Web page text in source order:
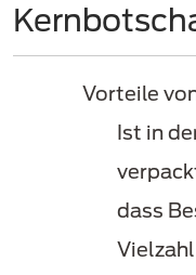
Vorteile
Ist in
dass